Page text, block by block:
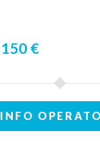
150 €
INFO